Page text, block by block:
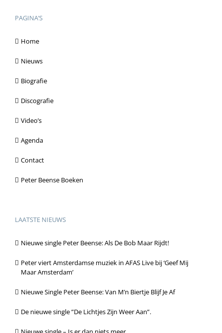
PAGINA’S
Home
Nieuws
Biografie
Discografie
Video’s
Agenda
Contact
Peter Beense Boeken
LAATSTE NIEUWS
Nieuwe single Peter Beense: Als De Bob Maar Rijdt!
Peter viert Amsterdamse muziek in AFAS Live bij ‘Geef Mij
Maar Amsterdam’
Nieuwe Single Peter Beense: Van M’n Biertje Blijf Je Af
De nieuwe single ”De Lichtjes Zijn Weer Aan”.